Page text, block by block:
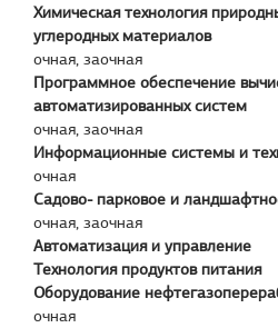
Химическая технология
углеродных материалов
очная, заочная
Программное обеспечение
автоматизированных систем
очная, заочная
Информационные системы и
очная
Садово- парковое и
очная, заочная
Автоматизация и управление
Технология продуктов питания
Оборудование
очная